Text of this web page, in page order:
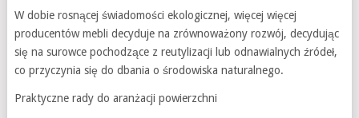
W dobie rosnącej świadomości ekologicznej, więcej więcej
producentów mebli decyduje na zrównoważony rozwój, decydując
się na surowce pochodzące z reutylizacji lub odnawialnych źródeł,
co przyczynia się do dbania o środowiska naturalnego.
Praktyczne rady do aranżacji powierzchni